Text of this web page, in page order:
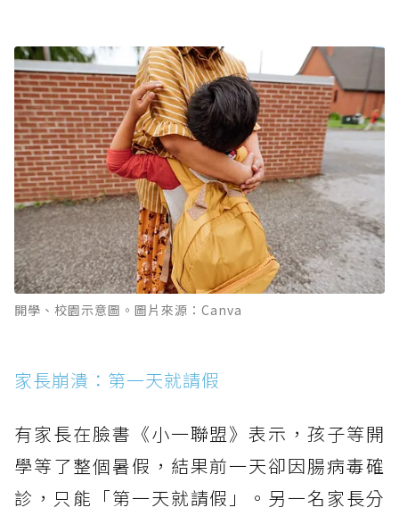
開學、校園示意圖。圖片來源：Canva
家長崩潰：第一天就請假
有家長在臉書《小一聯盟》表示，孩子等開
學等了整個暑假，結果前一天卻因腸病毒確
診，只能「第一天就請假」。另一名家長分